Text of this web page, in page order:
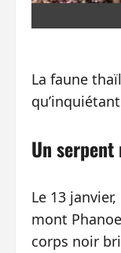
La faune
Un
Le 13
mont
corps noir